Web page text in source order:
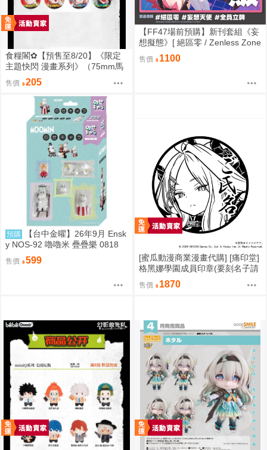
食糧閣✿【預售至8/20】《限定
主題快閃 漫畫系列》（75mm馬
口鐵徽章）惡靈剋星／幻影敢死
隊／主題快閃／宍喰野虎落／是
岸遊人／觀崎薰／多聞康太郎／
售價 205
【FF47場前預購】新刊套組《妄
想擬態》[ 絕區零 / Zenless Zone
Zero / 三酸化碳素 / 妄想天使 / 千
夏 / 愛芮 / 南宮羽 / 三小隻 / 夢想
售價 1100
預購
【台中金曜】26年9月 Ensk
y NOS-92 嚕嚕米 疊疊樂 0818
售價 599
[蜜瓜動漫商業漫畫代購] [痛印堂]
格黑娜學園成員印章(要刻名子請
下單備註)(預約至8/28)(12月預
約)(蔚藍檔案)
售價 1870